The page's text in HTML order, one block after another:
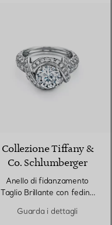
Collezione Tiffany &
Co. Schlumberger
Anello di fidanzamento
Taglio Brillante con fedina
Guarda i dettagli